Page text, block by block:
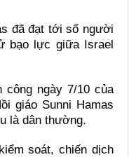
đã đạt tới số người
bạo lực giữa Israel
công ngày 7/10 của
giáo Sunni Hamas
là dân thường.
soát, chiến dịch